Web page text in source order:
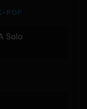
POP
Solo